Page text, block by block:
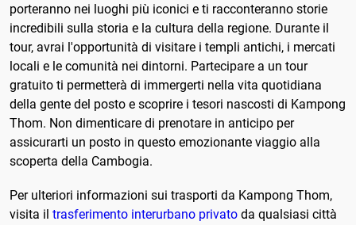
porteranno nei luoghi più iconici e ti racconteranno storie
incredibili sulla storia e la cultura della regione. Durante il
tour, avrai l'opportunità di visitare i templi antichi, i mercati
locali e le comunità nei dintorni. Partecipare a un tour
gratuito ti permetterà di immergerti nella vita quotidiana
della gente del posto e scoprire i tesori nascosti di Kampong
Thom. Non dimenticare di prenotare in anticipo per
assicurarti un posto in questo emozionante viaggio alla
scoperta della Cambogia.
Per ulteriori informazioni sui trasporti da Kampong Thom,
visita il trasferimento interurbano privato da qualsiasi città